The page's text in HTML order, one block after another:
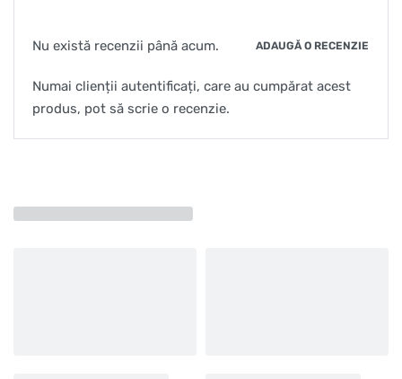
Nu există recenzii până acum. ADAUGĂ O RECENZIE
Numai clienții autentificați, care au cumpărat acest
produs, pot să scrie o recenzie.